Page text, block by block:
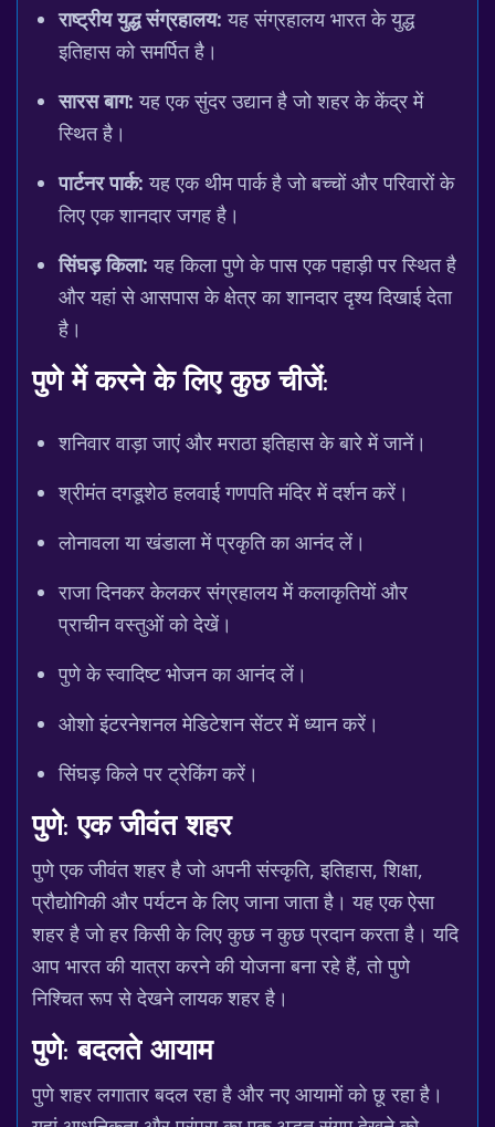
राष्ट्रीय युद्ध संग्रहालय: यह संग्रहालय भारत के युद्ध
इतिहास को समर्पित है।
सारस बाग: यह एक सुंदर उद्यान है जो शहर के केंद्र में
स्थित है।
पार्टनर पार्क: यह एक थीम पार्क है जो बच्चों और परिवारों के
लिए एक शानदार जगह है।
सिंघड़ किला: यह किला पुणे के पास एक पहाड़ी पर स्थित है
और यहां से आसपास के क्षेत्र का शानदार दृश्य दिखाई देता
है।
पुणे में करने के लिए कुछ चीजें:
शनिवार वाड़ा जाएं और मराठा इतिहास के बारे में जानें।
श्रीमंत दगडूशेठ हलवाई गणपति मंदिर में दर्शन करें।
लोनावला या खंडाला में प्रकृति का आनंद लें।
राजा दिनकर केलकर संग्रहालय में कलाकृतियों और
प्राचीन वस्तुओं को देखें।
पुणे के स्वादिष्ट भोजन का आनंद लें।
ओशो इंटरनेशनल मेडिटेशन सेंटर में ध्यान करें।
सिंघड़ किले पर ट्रेकिंग करें।
पुणे: एक जीवंत शहर
पुणे एक जीवंत शहर है जो अपनी संस्कृति, इतिहास, शिक्षा,
प्रौद्योगिकी और पर्यटन के लिए जाना जाता है। यह एक ऐसा
शहर है जो हर किसी के लिए कुछ न कुछ प्रदान करता है। यदि
आप भारत की यात्रा करने की योजना बना रहे हैं, तो पुणे
निश्चित रूप से देखने लायक शहर है।
पुणे: बदलते आयाम
पुणे शहर लगातार बदल रहा है और नए आयामों को छू रहा है।